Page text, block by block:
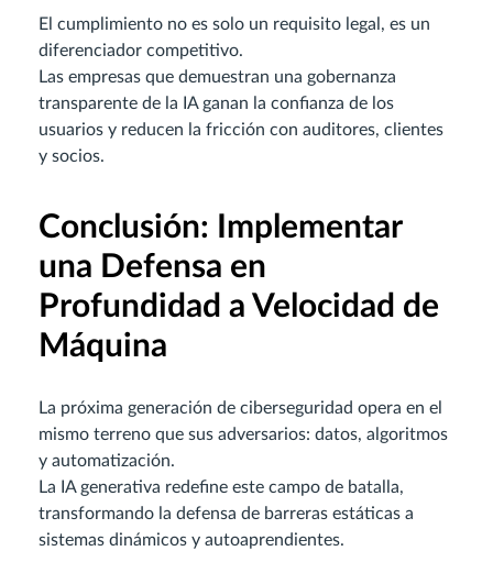
El cumplimiento no es solo un requisito legal, es un
diferenciador competitivo.
Las empresas que demuestran una gobernanza
transparente de la IA ganan la confianza de los
usuarios y reducen la fricción con auditores, clientes
y socios.
Conclusión: Implementar
una Defensa en
Profundidad a Velocidad de
Máquina
La próxima generación de ciberseguridad opera en el
mismo terreno que sus adversarios: datos, algoritmos
y automatización.
La IA generativa redefine este campo de batalla,
transformando la defensa de barreras estáticas a
sistemas dinámicos y autoaprendientes.